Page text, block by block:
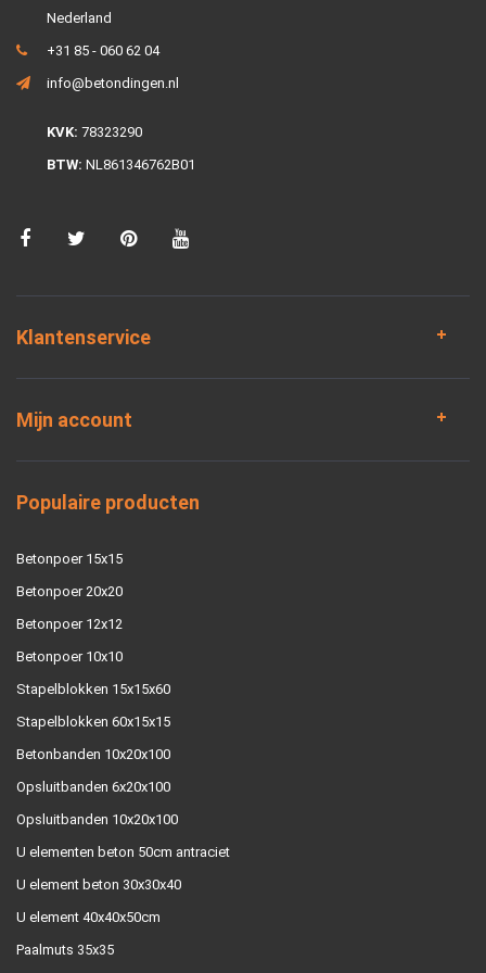
Nederland
+31 85 - 060 62 04
info@betondingen.nl
KVK: 78323290
BTW: NL861346762B01
Klantenservice
Mijn account
Populaire producten
Betonpoer 15x15
Betonpoer 20x20
Betonpoer 12x12
Betonpoer 10x10
Stapelblokken 15x15x60
Stapelblokken 60x15x15
Betonbanden 10x20x100
Opsluitbanden 6x20x100
Opsluitbanden 10x20x100
U elementen beton 50cm antraciet
U element beton 30x30x40
U element 40x40x50cm
Paalmuts 35x35